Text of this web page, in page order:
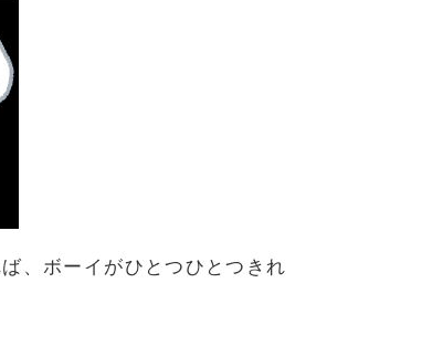
、ボーイがひとつひとつきれ